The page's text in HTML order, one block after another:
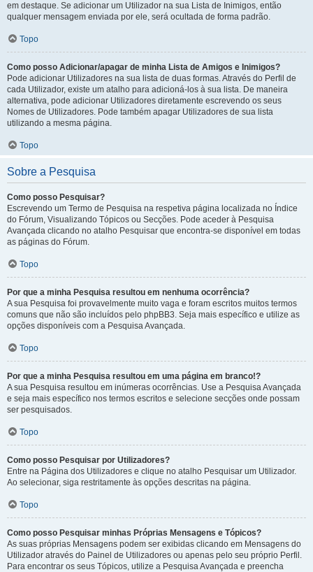
em destaque. Se adicionar um Utilizador na sua Lista de Inimigos, então
qualquer mensagem enviada por ele, será ocultada de forma padrão.
Topo
Como posso Adicionar/apagar de minha Lista de Amigos e Inimigos?
Pode adicionar Utilizadores na sua lista de duas formas. Através do Perfil de
cada Utilizador, existe um atalho para adicioná-los à sua lista. De maneira
alternativa, pode adicionar Utilizadores diretamente escrevendo os seus
Nomes de Utilizadores. Pode também apagar Utilizadores de sua lista
utilizando a mesma página.
Topo
Sobre a Pesquisa
Como posso Pesquisar?
Escrevendo um Termo de Pesquisa na respetiva página localizada no Índice
do Fórum, Visualizando Tópicos ou Secções. Pode aceder à Pesquisa
Avançada clicando no atalho Pesquisar que encontra-se disponível em todas
as páginas do Fórum.
Topo
Por que a minha Pesquisa resultou em nenhuma ocorrência?
A sua Pesquisa foi provavelmente muito vaga e foram escritos muitos termos
comuns que não são incluídos pelo phpBB3. Seja mais específico e utilize as
opções disponíveis com a Pesquisa Avançada.
Topo
Por que a minha Pesquisa resultou em uma página em branco!?
A sua Pesquisa resultou em inúmeras ocorrências. Use a Pesquisa Avançada
e seja mais específico nos termos escritos e selecione secções onde possam
ser pesquisados.
Topo
Como posso Pesquisar por Utilizadores?
Entre na Página dos Utilizadores e clique no atalho Pesquisar um Utilizador.
Ao selecionar, siga restritamente às opções descritas na página.
Topo
Como posso Pesquisar minhas Próprias Mensagens e Tópicos?
As suas próprias Mensagens podem ser exibidas clicando em Mensagens do
Utilizador através do Painel de Utilizadores ou apenas pelo seu próprio Perfil.
Para encontrar os seus Tópicos, utilize a Pesquisa Avançada e preencha